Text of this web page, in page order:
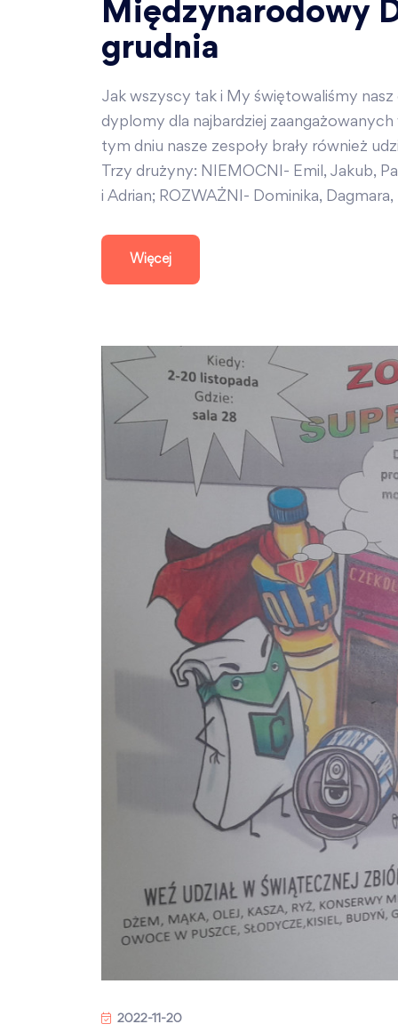
Międzynarodowy
grudnia
Jak wszyscy tak i My świętowaliśmy
dyplomy dla najbardziej
tym dniu nasze zespoły brały również
Trzy drużyny: NIEMOCNI- Emil, Jakub,
i Adrian; ROZWAŻNI- Dominika,
Więcej
2022-11-20